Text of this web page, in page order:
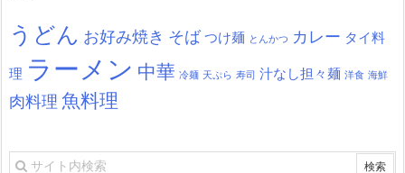
うどん お好み焼き そば つけ麺 とんかつ カレー タイ料
理 ラーメン 中華 冷麺 天ぷら 寿司 汁なし担々麺 洋食 海鮮
肉料理 魚料理